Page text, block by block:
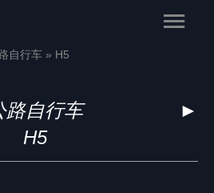
Main
自行车 H5
►
路自行车
H5